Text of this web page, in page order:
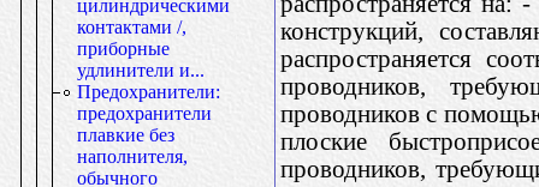
цилиндрическими
контактами /,
приборные
удлинители и...
Предохранители:
предохранители
плавкие без
наполнителя,
обычного
конструкций,
распространяется
проводников,
проводников с
плоские
проводников,